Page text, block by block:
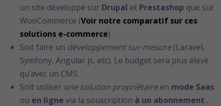
un site développé sur Drupal et Prestashop que sur
WooCommerce (Voir notre comparatif sur ces
solutions e-commerce)
Soit faire un développement sur-mesure(Laravel,
Symfony, Angular js, etc). Le budget sera plus élevé
qu’avec un CMS.
Soit utiliser une solution propriétaireen mode Saas
ou en ligne via la souscription à un abonnement .